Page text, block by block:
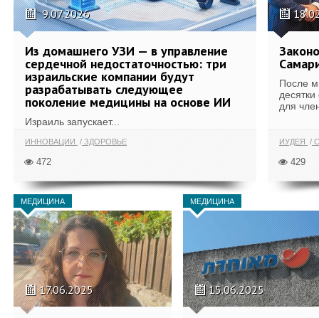
9.07.2026
Из домашнего УЗИ — в управление
сердечной недостаточностью: три
израильские компании будут
разрабатывать следующее
поколение медицины на основе ИИ
Израиль запускает...
ИННОВАЦИИ ЗДОРОВЬЕ
472
После
для
ИУДЕЯ
429
МЕДИЦИНА
17.06.2025
МЕДИЦИНА
15.06.2025